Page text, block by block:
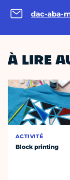
dac-aba-
À LIRE
ACTIVITÉ
Block printing